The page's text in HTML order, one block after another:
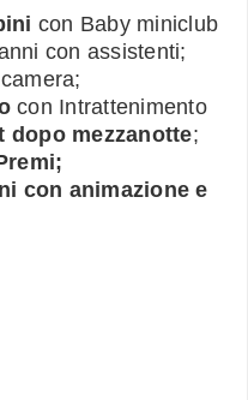
con Baby miniclub
con assistenti;
con Intrattenimento
dopo mezzanotte;
con animazione e